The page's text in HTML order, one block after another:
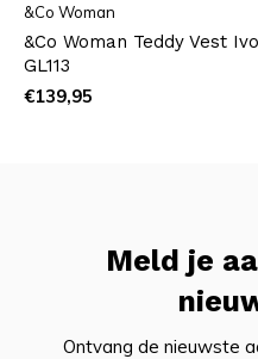
&Co Woman
&Co Woman Teddy Vest
GL113
€139,95
Meld je
Ontvang de nieuwste